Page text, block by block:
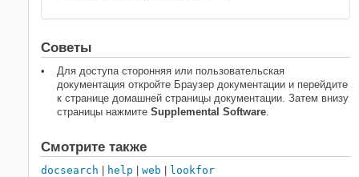
Советы
Для доступа сторонняя или пользовательская
документация откройте Браузер документации и перейдите
к странице домашней страницы документации. Затем внизу
страницы нажмите Supplemental Software.
Смотрите также
docsearch help web lookfor